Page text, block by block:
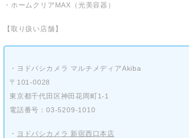
・ホームクリアMAX（光美容器）
【取り扱い店舗】
・ヨドバシカメラ マルチメディアAkiba
〒101-0028
東京都千代田区神田花岡町1-1
電話番号：03-5209-1010
・ ヨドバシカメラ 新宿西口本店